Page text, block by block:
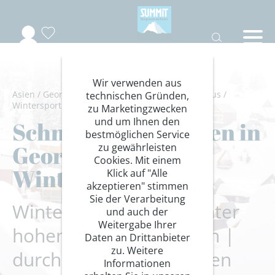
Asien / Georgien /Kaukasus-Swanetien/Kaukasus /
Wintersport
Schneeschuhwanderung weltweit
Schneeschuh-Touren in
Georgiens
Winterlandschaft
Winterwanderungen unter
hohen Kaukasus-Bergen |
durch Swanetiens weißen
Wir verwenden aus
technischen Gründen,
zu Marketingzwecken
und um Ihnen den
bestmöglichen Service
zu gewährleisten
Cookies. Mit einem
Klick auf "Alle
akzeptieren" stimmen
Sie der Verarbeitung
und auch der
Weitergabe Ihrer
Daten an Drittanbieter
zu. Weitere
Informationen